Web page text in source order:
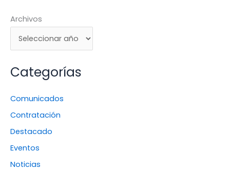
Archivos
Categorías
Comunicados
Contratación
Destacado
Eventos
Noticias